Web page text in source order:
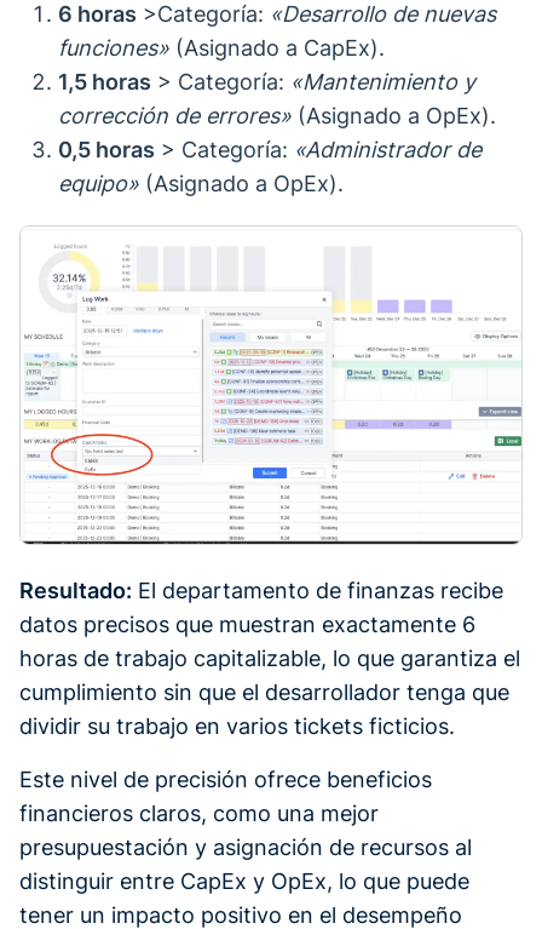
6 horas >Categoría: «Desarrollo de nuevas
funciones» (Asignado a CapEx).
1,5 horas > Categoría: «Mantenimiento y
corrección de errores» (Asignado a OpEx).
0,5 horas > Categoría: «Administrador de
equipo» (Asignado a OpEx).
Resultado: El departamento de finanzas recibe
datos precisos que muestran exactamente 6
horas de trabajo capitalizable, lo que garantiza el
cumplimiento sin que el desarrollador tenga que
dividir su trabajo en varios tickets ficticios.
Este nivel de precisión ofrece beneficios
financieros claros, como una mejor
presupuestación y asignación de recursos al
distinguir entre CapEx y OpEx, lo que puede
tener un impacto positivo en el desempeño